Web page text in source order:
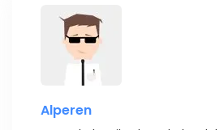
Alperen